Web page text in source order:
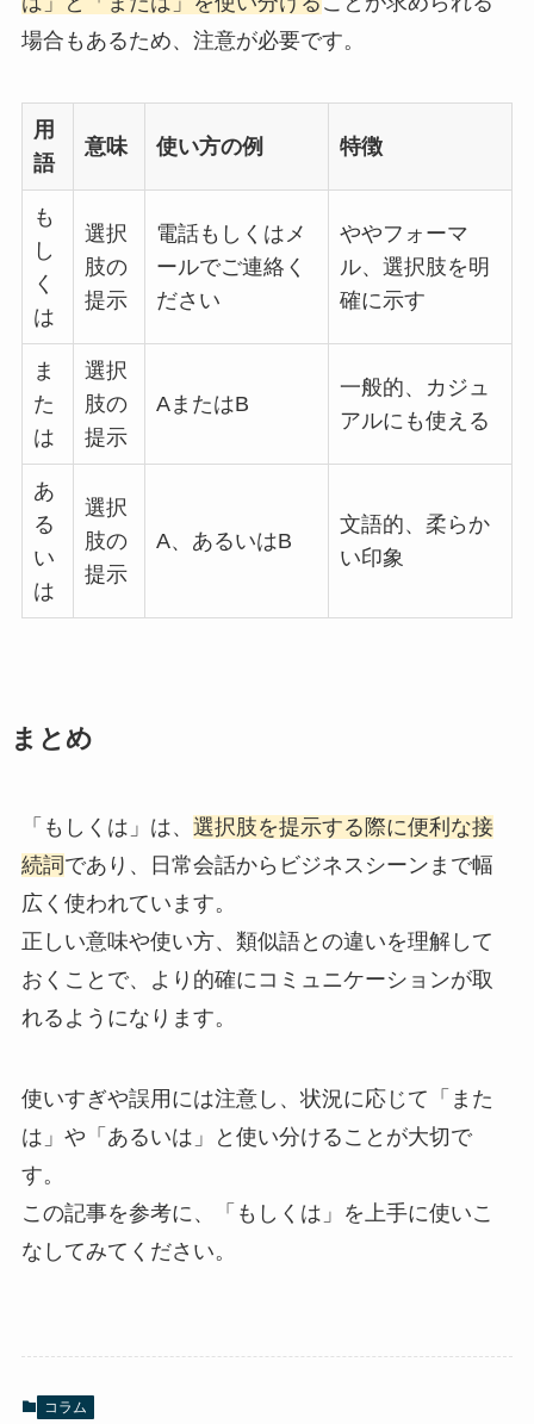
場合もあるため、注意が必要です。
用
語
意味 使い方の例 特徴
も
し
く
は
選択
肢の
提示
電話もしくはメ
ールでご連絡く
ださい
ややフォーマ
ル、選択肢を明
確に示す
ま
た
は
選択
肢の
提示
AまたはB
一般的、カジュ
アルにも使える
あ
る
い
は
選択
肢の
提示
A、あるいはB
文語的、柔らか
い印象
まとめ
「もしくは」は、 選択肢を提示する際に便利な接
続詞 であり、日常会話からビジネスシーンまで幅
広く使われています。
正しい意味や使い方、類似語との違いを理解して
おくことで、より的確にコミュニケーションが取
れるようになります。
使いすぎや誤用には注意し、状況に応じて「また
は」や「あるいは」と使い分けることが大切で
す。
この記事を参考に、「もしくは」を上手に使いこ
なしてみてください。
コラム